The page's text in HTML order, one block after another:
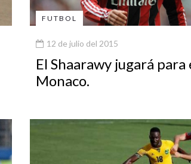
FUTBOL
12 de julio del 2015
El Shaarawy jugará para
Monaco.